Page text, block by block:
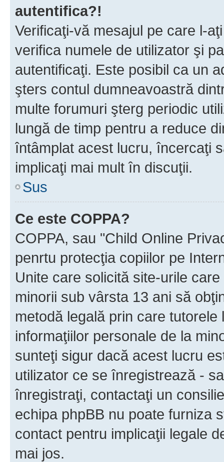
autentifica?!
Verificaţi-vă mesajul pe care l-
verifica numele de utilizator şi
autentificaţi. Este posibil ca un
şters contul dumneavoastră
multe forumuri şterg periodic
lungă de timp pentru a reduce
întâmplat acest lucru, încercaţi
implicaţi mai mult în discuţii.
Sus
Ce este COPPA?
COPPA, sau "Child Online
penrtu protecţia copiilor pe
Unite care solicită site-urile
minorii sub vârsta 13 ani să
metodă legală prin care
informaţiilor personale de la
sunteţi sigur dacă acest lucru
utilizator ce se înregistrează -
înregistraţi, contactaţi un
echipa phpBB nu poate furniza
contact pentru implicaţii legale
mai jos.